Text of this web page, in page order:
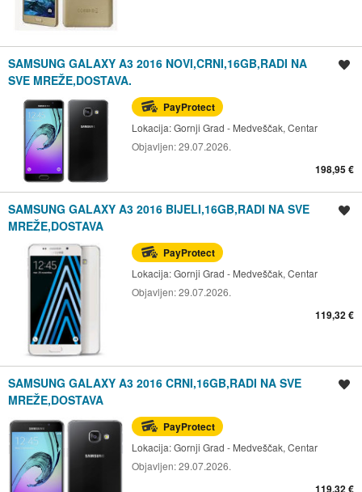
SAMSUNG GALAXY A3 2016 NOVI,CRNI,16GB,RADI NA
SVE MREŽE,DOSTAVA.
PayProtect
Lokacija:Gornji Grad - Medveščak, Centar
Objavljen:29.07.2026.
198,95 €
SAMSUNG GALAXY A3 2016 BIJELI,16GB,RADI NA SVE
MREŽE,DOSTAVA
PayProtect
Lokacija:Gornji Grad - Medveščak, Centar
Objavljen:29.07.2026.
119,32 €
SAMSUNG GALAXY A3 2016 CRNI,16GB,RADI NA SVE
MREŽE,DOSTAVA
PayProtect
Lokacija:Gornji Grad - Medveščak, Centar
Objavljen:29.07.2026.
119,32 €